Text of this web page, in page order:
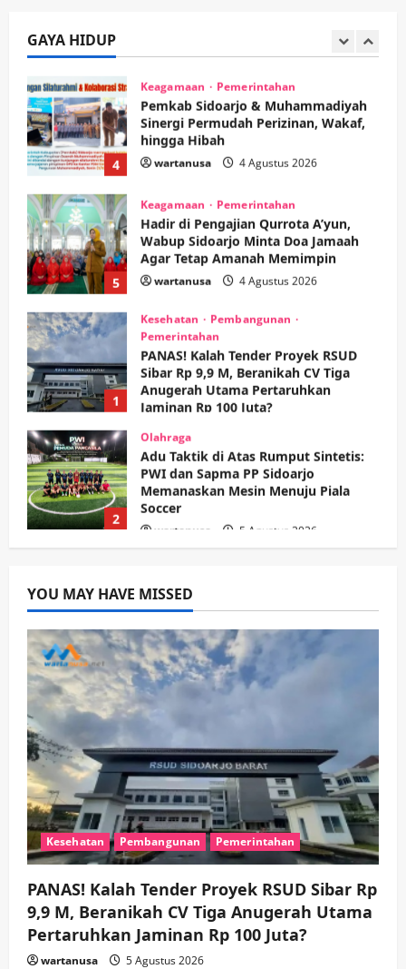
GAYA HIDUP
3
wartanusa 4 Agustus 2026
4
Keagamaan Pemerintahan
Pemkab Sidoarjo & Muhammadiyah
Sinergi Permudah Perizinan, Wakaf,
hingga Hibah
wartanusa 4 Agustus 2026
5
Keagamaan Pemerintahan
Hadir di Pengajian Qurrota A’yun,
Wabup Sidoarjo Minta Doa Jamaah
Agar Tetap Amanah Memimpin
wartanusa 4 Agustus 2026
1
Kesehatan
Pembangunan
Pemerintahan
PANAS! Kalah Tender Proyek RSUD
Sibar Rp 9,9 M, Beranikah CV Tiga
Anugerah Utama Pertaruhkan
Jaminan Rp 100 Juta?
wartanusa
2
Olahraga
Adu Taktik di Atas Rumput Sintetis:
PWI dan Sapma PP Sidoarjo
Memanaskan Mesin Menuju Piala
Soccer
wartanusa 5 Agustus 2026
3
Tumplek Blek di Bazar Rakyat Jalan
Jambu, Borong Kuliner UMKM Sambil
Nonton Jaranan!
wartanusa 4 Agustus 2026
4
Keagamaan Pemerintahan
Pemkab Sidoarjo & Muhammadiyah
Sinergi Permudah Perizinan, Wakaf,
hingga Hibah
wartanusa 4 Agustus 2026
Keagamaan Pemerintahan
Hadir di Pengajian Qurrota A’yun,
Wabup Sidoarjo Minta Doa Jamaah
Agar Tetap Amanah Memimpin
YOU MAY HAVE MISSED
Kesehatan Pembangunan Pemerintahan
PANAS! Kalah Tender Proyek RSUD Sibar Rp
9,9 M, Beranikah CV Tiga Anugerah Utama
Pertaruhkan Jaminan Rp 100 Juta?
wartanusa 5 Agustus 2026